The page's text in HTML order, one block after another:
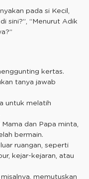
pada si Kecil,
sini?”, “Menurut Adik
kertas.
tanya jawab
untuk melatih
dan Papa minta,
bermain.
ruangan, seperti
kejar-kejaran, atau
memutuskan